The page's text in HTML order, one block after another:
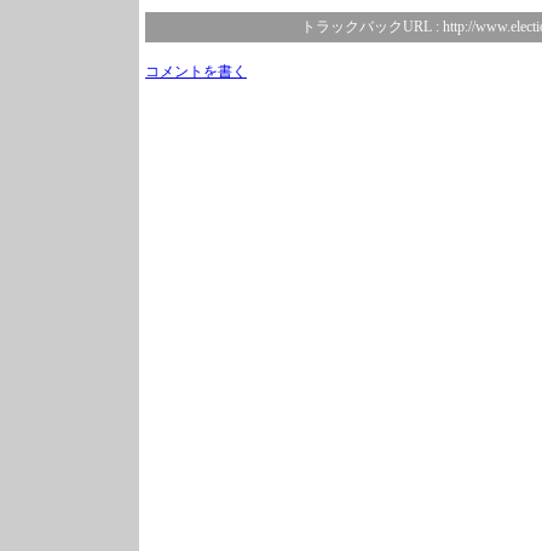
トラックバックURL : http://
コメントを書く